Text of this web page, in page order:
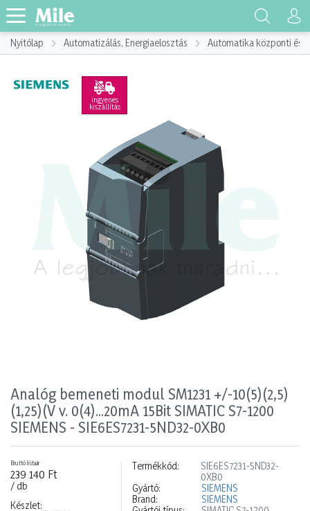
Nyitólap Automatizálás, Energiaelosztás Automatika központi és
ingyenes
kiszállítás
Analóg bemeneti modul SM1231 +/-10(5)(2,5)
(1,25)(V v. 0(4)...20mA 15Bit SIMATIC S7-1200
SIEMENS - SIE6ES7231-5ND32-0XB0
Bruttó listaár
239 140 Ft
/ db
Készlet:
Termékkód:
SIE6ES7231-5ND32-
0XB0
Gyártó:
SIEMENS
Brand:
SIEMENS